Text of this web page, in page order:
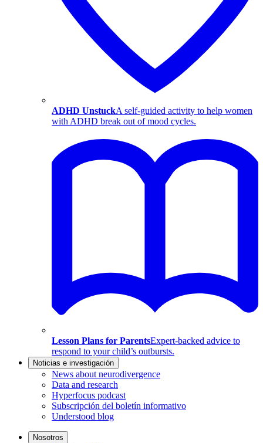
ADHD UnstuckA self-guided activity to help women
with ADHD break out of mood cycles.
Lesson Plans for ParentsExpert-backed advice to
respond to your child’s outbursts.
Noticias e investigación
News about neurodivergence
Data and research
Hyperfocus podcast
Subscripción del boletín informativo
Understood blog
Nosotros